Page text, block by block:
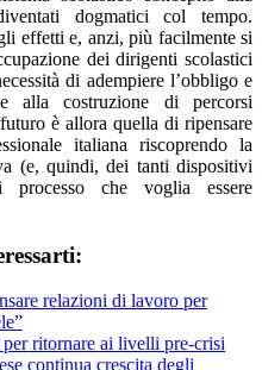
dogmatici col tempo.
effetti e, anzi, più facilmente si
dei dirigenti scolastici
di adempiere l’obbligo e
alla costruzione di percorsi
è allora quella di ripensare
italiana riscoprendo la
(e, quindi, dei tanti dispositivi
che voglia essere
relazioni di lavoro per
ritornare ai livelli pre-crisi
continua crescita degli